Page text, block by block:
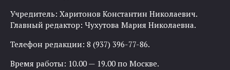
Учредитель: Харитонов Константин Николаевич.
Главный редактор: Чухутова Мария Николаевна.
Телефон редакции: 8 (937) 396-77-86.
Время работы: 10.00 — 19.00 по Москве.